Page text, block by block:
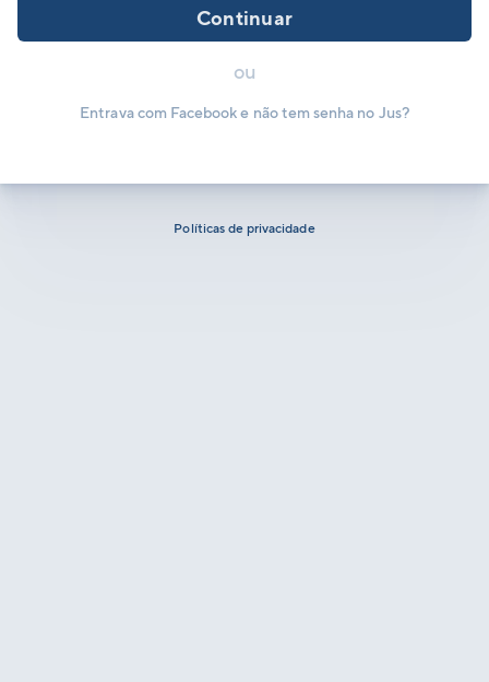
Continuar
ou
Entrava com Facebook e não tem senha no Jus?
Políticas de privacidade